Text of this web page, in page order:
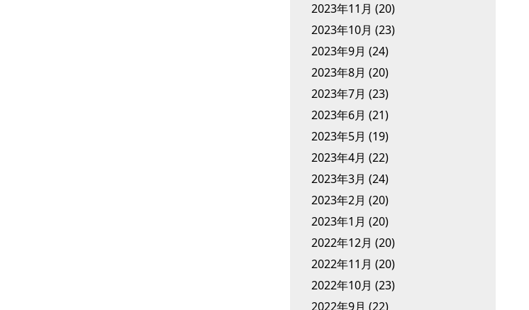
2023年11月 (20)
2023年10月 (23)
2023年9月 (24)
2023年8月 (20)
2023年7月 (23)
2023年6月 (21)
2023年5月 (19)
2023年4月 (22)
2023年3月 (24)
2023年2月 (20)
2023年1月 (20)
2022年12月 (20)
2022年11月 (20)
2022年10月 (23)
2022年9月 (22)